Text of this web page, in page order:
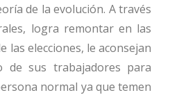
de la evolución. A través
logra remontar en las
las elecciones, le aconsejan
de sus trabajadores para
normal ya que temen